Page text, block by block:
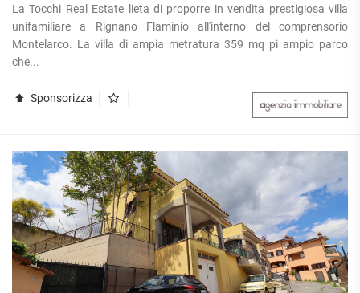
La Tocchi Real Estate lieta di proporre in vendita prestigiosa villa
unifamiliare a Rignano Flaminio all'interno del comprensorio
Montelarco. La villa di ampia metratura 359 mq pi ampio parco
che...
Sponsorizza